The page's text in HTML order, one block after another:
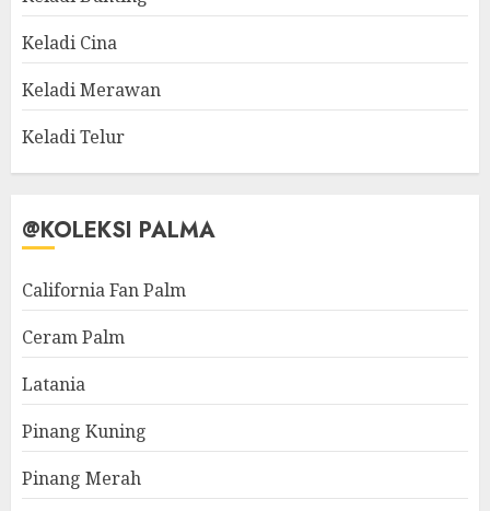
Keladi Cina
Keladi Merawan
Keladi Telur
@KOLEKSI PALMA
California Fan Palm
Ceram Palm
Latania
Pinang Kuning
Pinang Merah